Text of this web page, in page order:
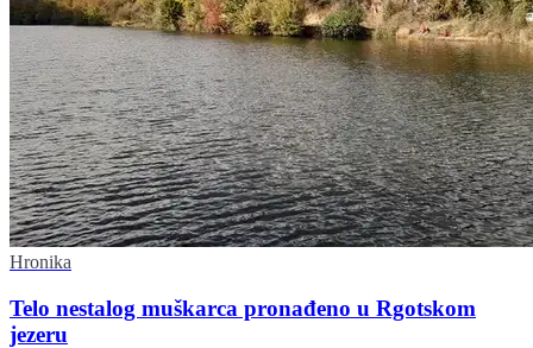
Hronika
Telo nestalog muškarca pronađeno u Rgotskom
jezeru